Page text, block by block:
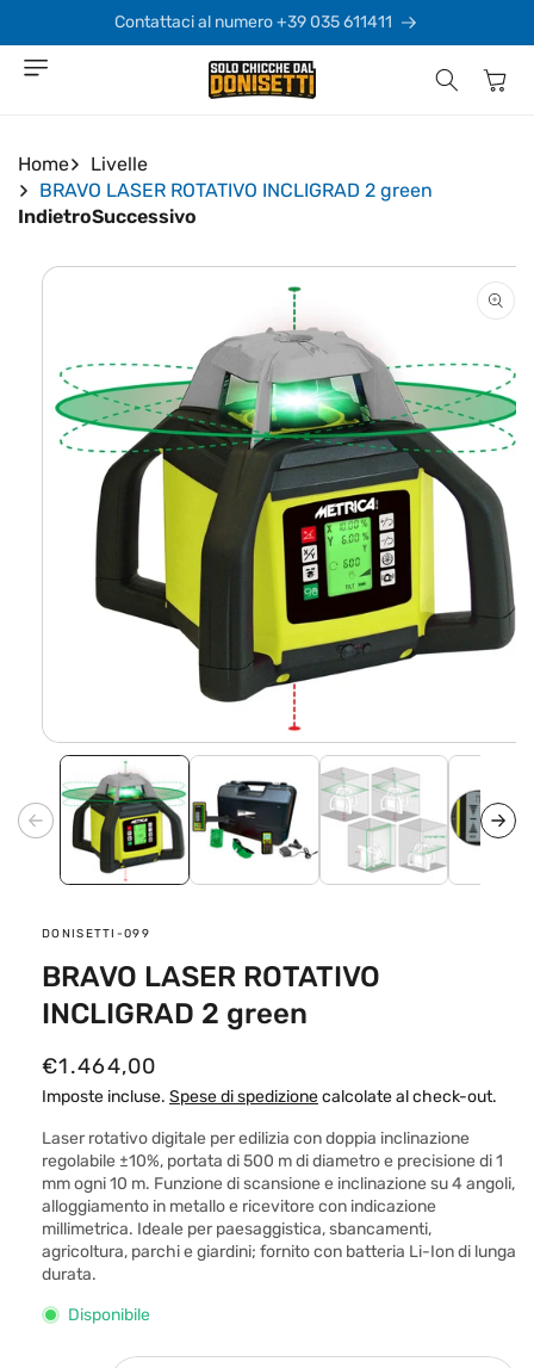
direttamente
ai contenuti
Contattaci al numero +39 035 611411
Carrello
Home
Livelle
BRAVO LASER ROTATIVO INCLIGRAD 2 green
IndietroSuccessivo
Passa alle
informazioni
contenuti
multimediali
1
in
finestra
modale
SKU:
DONISETTI-099
BRAVO LASER ROTATIVO
INCLIGRAD 2 green
P
r
e
z
z
o
d
l
€1.464,00
Imposte incluse. Spese di spedizionecalcolate al check-out.
Laser rotativo digitale per edilizia con doppia inclinazione
regolabile ±10%, portata di 500 m di diametro e precisione di 1
mm ogni 10 m. Funzione di scansione e inclinazione su 4 angoli,
alloggiamento in metallo e ricevitore con indicazione
millimetrica. Ideale per paesaggistica, sbancamenti,
agricoltura, parchi e giardini; fornito con batteria Li-Ion di lunga
durata.
Disponibile